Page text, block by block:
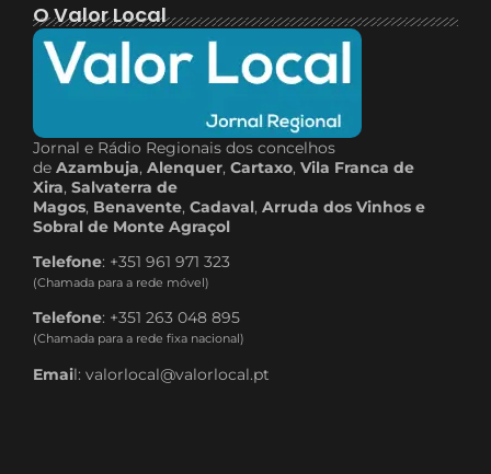
O Valor Local
Jornal e Rádio Regionais dos concelhos
de Azambuja, Alenquer, Cartaxo, Vila Franca de
Xira, Salvaterra de
Magos, Benavente, Cadaval, Arruda dos Vinhos e
Sobral de Monte Agraçol
Telefone: +351 961 971 323
(Chamada para a rede móvel)
Telefone: +351 263 048 895
(Chamada para a rede fixa nacional)
Email: valorlocal@valorlocal.pt